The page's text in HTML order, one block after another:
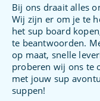
Bij ons draait alles
Wij zijn er om je te
het sup board
te beantwoorden.
op maat, snelle
proberen wij ons te
met jouw sup
suppen!